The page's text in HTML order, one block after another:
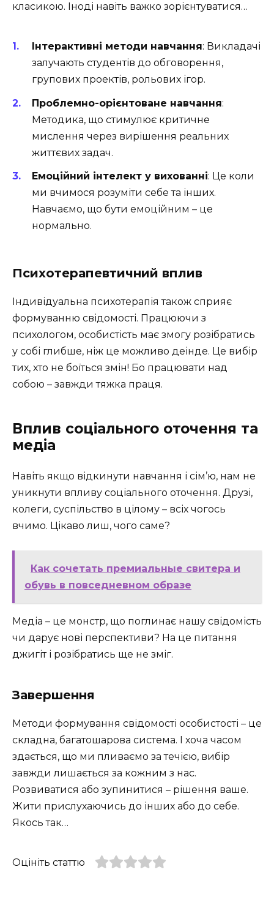
класикою. Іноді навіть важко зорієнтуватися…
Інтерактивні методи навчання: Викладачі
залучають студентів до обговорення,
групових проектів, рольових ігор.
Проблемно-орієнтоване навчання:
Методика, що стимулює критичне
мислення через вирішення реальних
життєвих задач.
Емоційний інтелект у вихованні: Це коли
ми вчимося розуміти себе та інших.
Навчаємо, що бути емоційним – це
нормально.
Психотерапевтичний вплив
Індивідуальна психотерапія також сприяє
формуванню свідомості. Працюючи з
психологом, особистість має змогу розібратись
у собі глибше, ніж це можливо деінде. Це вибір
тих, хто не боїться змін! Бо працювати над
собою – завжди тяжка праця.
Вплив соціального оточення та
медіа
Навіть якщо відкинути навчання і сім’ю, нам не
уникнути впливу соціального оточення. Друзі,
колеги, суспільство в цілому – всіх чогось
вчимо. Цікаво лиш, чого саме?
Как сочетать премиальные свитера и
обувь в повседневном образе
Медіа – це монстр, що поглинає нашу свідомість
чи дарує нові перспективи? На це питання
джигіт і розібратись ще не зміг.
Завершення
Методи формування свідомості особистості – це
складна, багатошарова система. І хоча часом
здається, що ми пливаємо за течією, вибір
завжди лишається за кожним з нас.
Розвиватися або зупинитися – рішення ваше.
Жити прислухаючись до інших або до себе.
Якось так…
Оцініть статтю